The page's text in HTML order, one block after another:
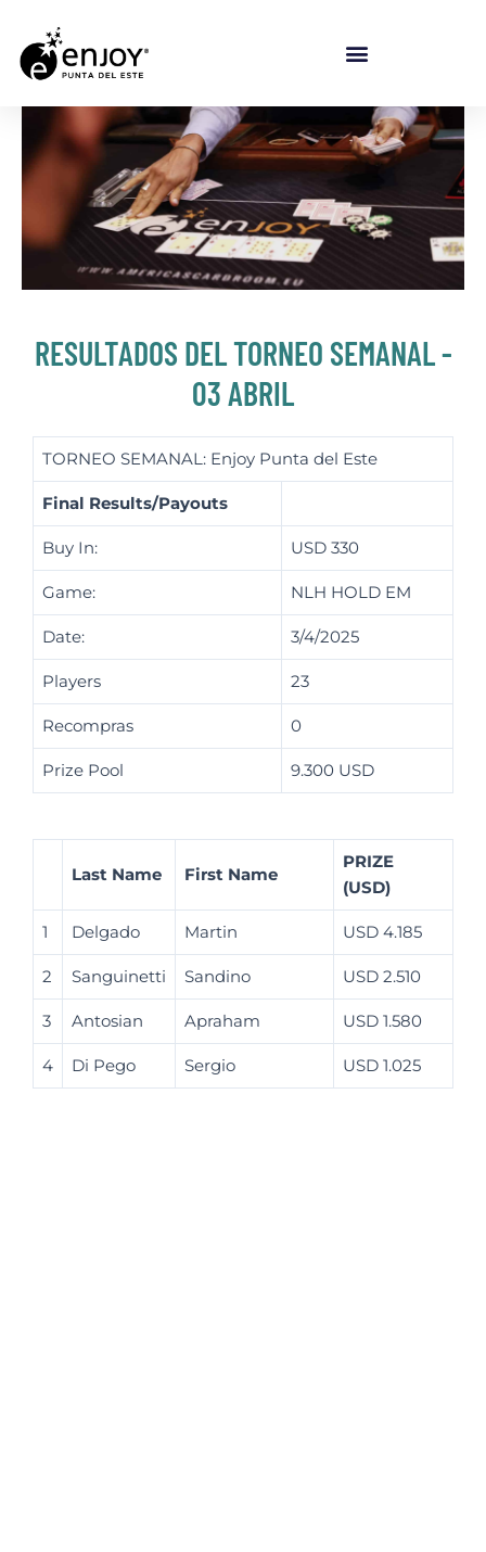
RESULTADOS DEL TORNEO SEMANAL -
03 ABRIL
TORNEO SEMANAL: Enjoy Punta del Este
Final Results/Payouts
Buy In: USD 330
Game: NLH HOLD EM
Date: 3/4/2025
Players 23
Recompras 0
Prize Pool 9.300 USD
Last Name First Name
PRIZE
(USD)
1 Delgado Martin USD 4.185
2 Sanguinetti Sandino USD 2.510
3 Antosian Apraham USD 1.580
4 Di Pego Sergio USD 1.025